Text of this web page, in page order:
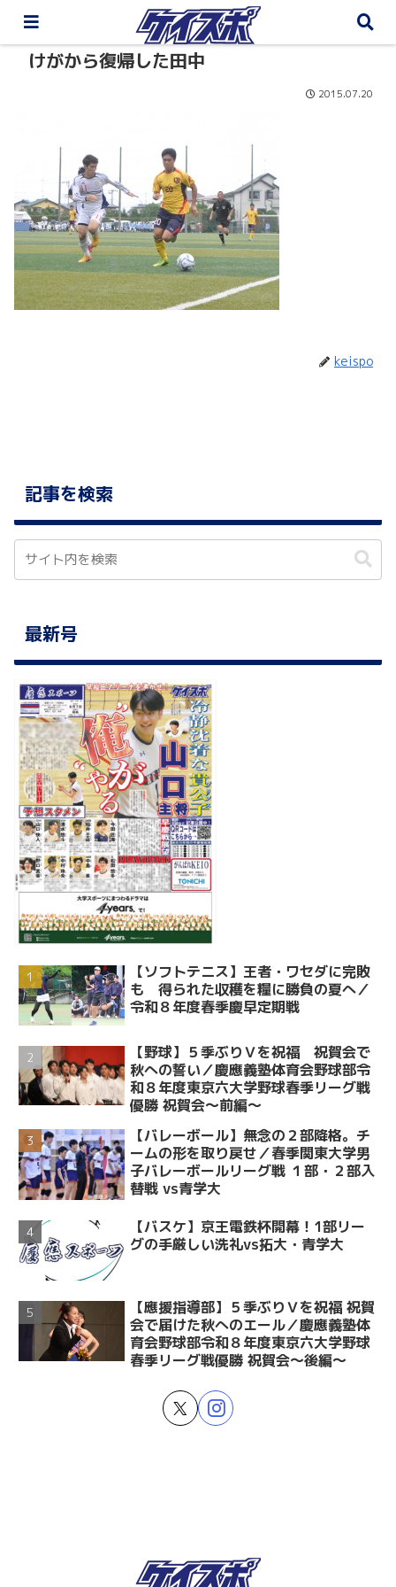
けがから復帰した田中
2015.07.20
keispo
記事を検索
最新号
【ソフトテニス】王者・ワセダに完敗
も 得られた収穫を糧に勝負の夏へ／
令和８年度春季慶早定期戦
【野球】５季ぶりＶを祝福 祝賀会で
秋への誓い／慶應義塾体育会野球部令
和８年度東京六大学野球春季リーグ戦
優勝 祝賀会～前編～
【バレーボール】無念の２部降格。チ
ームの形を取り戻せ／春季関東大学男
子バレーボールリーグ戦 １部・２部入
替戦 vs青学大
【バスケ】京王電鉄杯開幕！1部リー
グの手厳しい洗礼vs拓大・青学大
【應援指導部】５季ぶりＶを祝福 祝賀
会で届けた秋へのエール／慶應義塾体
育会野球部令和８年度東京六大学野球
春季リーグ戦優勝 祝賀会～後編～